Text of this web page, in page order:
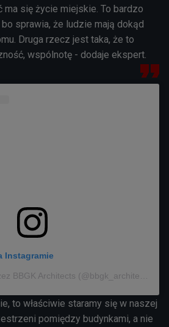
ma się życie miejskie. To bardzo
sprawia, że ludzie mają dokąd
Druga rzecz jest taka, że to
wspólnotę - dodaje ekspert.
Instagramie
to właściwie staramy się w naszej
pomiędzy budynkami, a nie